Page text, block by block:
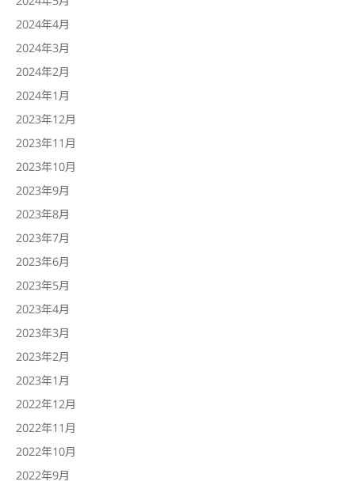
2024年4月
2024年3月
2024年2月
2024年1月
2023年12月
2023年11月
2023年10月
2023年9月
2023年8月
2023年7月
2023年6月
2023年5月
2023年4月
2023年3月
2023年2月
2023年1月
2022年12月
2022年11月
2022年10月
2022年9月